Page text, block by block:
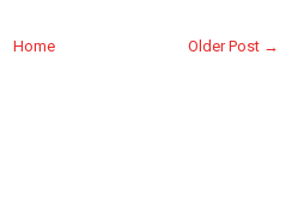
Older Post →
Home